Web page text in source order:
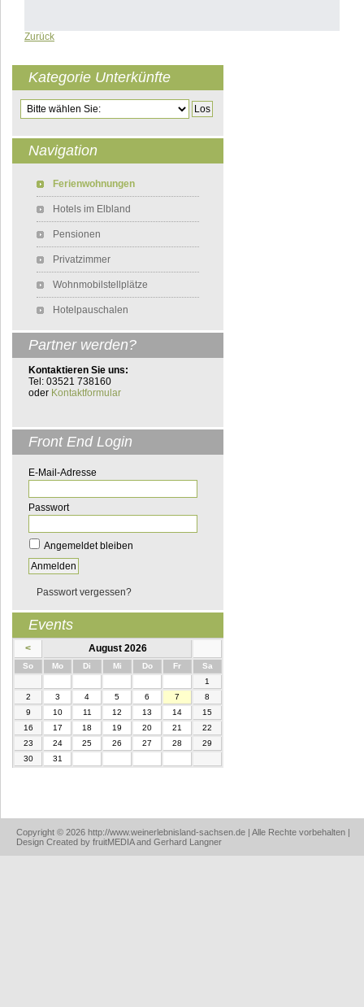
Zurück
Kategorie Unterkünfte
Zielseite
Navigation
Ferienwohnungen
Hotels im Elbland
Pensionen
Privatzimmer
Wohnmobilstellplätze
Hotelpauschalen
Partner werden?
Kontaktieren Sie uns:
Tel: 03521 738160
oder Kontaktformular
Front End Login
E-Mail-Adresse
Passwort
Angemeldet bleiben
Passwort vergessen?
Events
< August 2026
SonntagMontag Di enstagMittwochDonnerstag
Freitag Samstag
1
2
3 4 5 6 7
8
9
10 11 12 13 14
15
16
17 18 19 20 21
22
23
24 25 26 27 28
29
30
31
Copyright © 2026 http://www.weinerlebnisland-sachsen.de | Alle Rechte vorbehalten |
Design Created by fruitMEDIA and Gerhard Langner